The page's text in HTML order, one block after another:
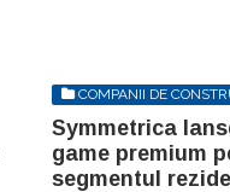
COMPANII DE
SEPTEMBRIE 5, 2023
Symmetrica
game premium
segmentul